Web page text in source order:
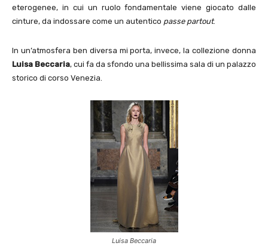
eterogenee, in cui un ruolo fondamentale viene giocato dalle
cinture, da indossare come un autentico passe partout.
In un’atmosfera ben diversa mi porta, invece, la collezione donna
Luisa Beccaria, cui fa da sfondo una bellissima sala di un palazzo
storico di corso Venezia.
Luisa Beccaria